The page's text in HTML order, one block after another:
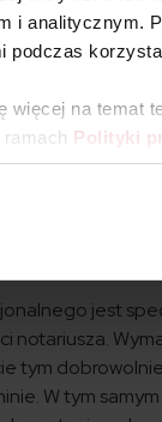
i analitycznym.
podczas
więcej na temat
Polityki
lokali z
lokali
jest
notariusza.
tym
W tym